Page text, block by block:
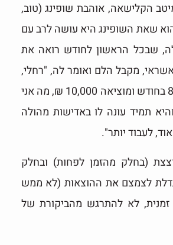
הקלישאה, אוהבת שופינג (טוב,
שאת השופינג היא עושה לרב עם
שבכל הראשון לחודש רואה את
מקבל הלם ואומר לה, "רחלי,
את מכניסה 8,000 בחודש ומוציאה 10,000 ₪, מה אני
תמיד עונה לו באדישות מהולה
לעבוד יותר".
(בחלק מהזמן לפחות) ובחלק
לצמצם את ההוצאות (לא ממש
זמנית, לא להתרגש מהביקורת של